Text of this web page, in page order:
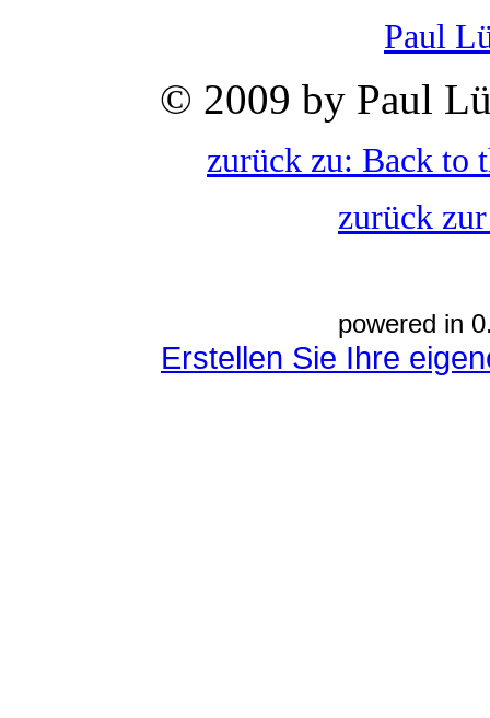
Paul
© 2009 by Paul
zurück zu: Back to
zurück
powered in
Erstellen Sie Ihre